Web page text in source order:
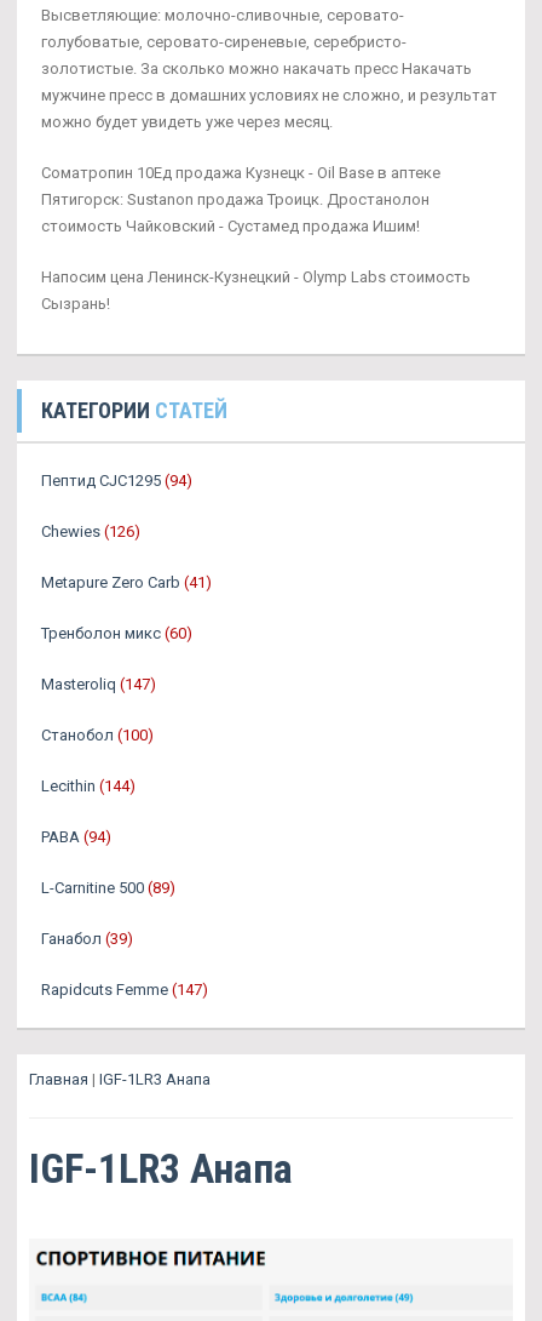
Высветляющие: молочно-сливочные, серовато-
голубоватые, серовато-сиреневые, серебристо-
золотистые. За сколько можно накачать пресс Накачать
мужчине пресс в домашних условиях не сложно, и результат
можно будет увидеть уже через месяц.
Cоматропин 10Ед продажа Кузнецк - Oil Base в аптеке
Пятигорск: Sustanon продажа Троицк. Дростанолон
стоимость Чайковский - Сустамед продажа Ишим!
Напосим цена Ленинск-Кузнецкий - Olymp Labs стоимость
Сызрань!
КАТЕГОРИИ СТАТЕЙ
Пептид CJC1295 (94)
Chewies (126)
Metapure Zero Carb (41)
Тренболон микс (60)
Masteroliq (147)
Станобол (100)
Lecithin (144)
PABA (94)
L-Carnitine 500 (89)
Ганабол (39)
Rapidcuts Femme (147)
Главная | IGF-1LR3 Анапа
IGF-1LR3 Анапа